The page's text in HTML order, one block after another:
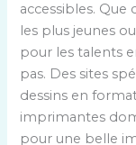
accessibles.
les plus jeunes
pour les talents
pas. Des sites
dessins en
imprimantes
pour une belle